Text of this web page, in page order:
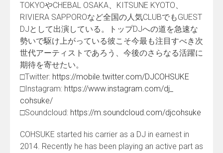
TOKYOやCHEBAL OSAKA、KITSUNE KYOTO、
RIVIERA SAPPOROなど全国の人気CLUBでもGUEST
DJとして出演している。
トップDJへの道を急速な
勢いで駆け上がっている彼こそ今最も注目すべき次
世代アーティストであろう、 今後のさらなる活躍に
期待を寄せたい。
□Twitter: https://mobile.twitter.com/DJCOHSUKE
□Instagram: https://www.instagram.com/dj_
cohsuke/
□Soundcloud: https://m.soundcloud.com/djcohsuke
COHSUKE started his carrier as a DJ in earnest in
2014. Recently he has been playing an active part as